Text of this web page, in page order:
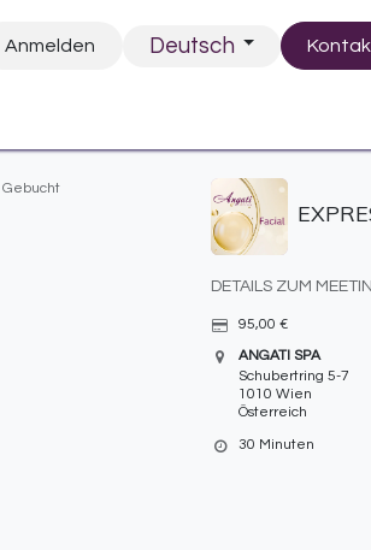
Anmelden Deutsch
Gebucht
DETAILS ZUM
95,00 €
ANGATI SPA
Schubertring 5-7
1010 Wien
Österreich
30 Minuten